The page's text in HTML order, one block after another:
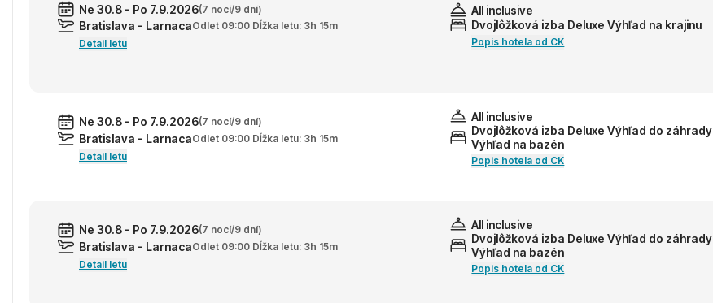
Ne 30.8 - Po 7.9.2026(7 nocí/9 dní)
Bratislava - LarnacaOdlet 09:00 Dĺžka letu: 3h 15m
Detail letu
All inclusive
Dvojlôžková izba Deluxe Výhľad na krajinu
Popis hotela od CK
Ne 30.8 - Po 7.9.2026(7 nocí/9 dní)
Bratislava - LarnacaOdlet 09:00 Dĺžka letu: 3h 15m
Detail letu
All inclusive
Dvojlôžková izba Deluxe Výhľad do záhrady
Výhľad na bazén
Popis hotela od CK
Ne 30.8 - Po 7.9.2026(7 nocí/9 dní)
Bratislava - LarnacaOdlet 09:00 Dĺžka letu: 3h 15m
Detail letu
All inclusive
Dvojlôžková izba Deluxe Výhľad do záhrady
Výhľad na bazén
Popis hotela od CK